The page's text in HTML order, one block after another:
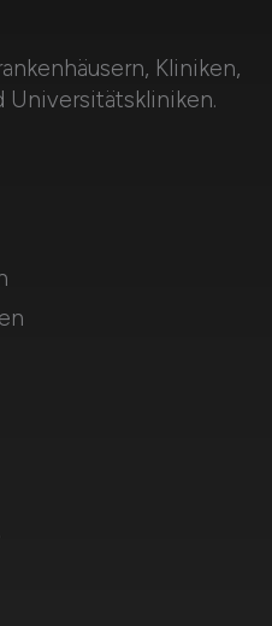
Kliniken,
Universitätskliniken.